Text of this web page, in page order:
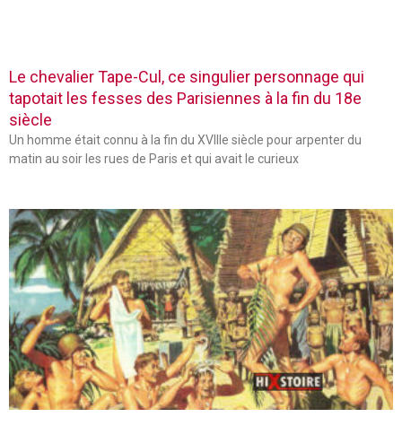
Le chevalier Tape-Cul, ce singulier personnage qui
tapotait les fesses des Parisiennes à la fin du 18e
siècle
Un homme était connu à la fin du XVIIIe siècle pour arpenter du
matin au soir les rues de Paris et qui avait le curieux